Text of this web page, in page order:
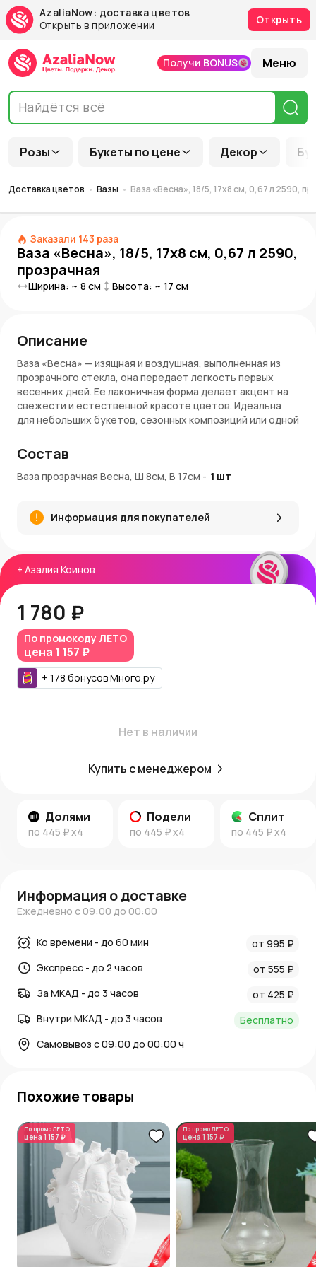
AzaliaNow: доставка цветов
Открыть в приложении
Открыть
Розы Букеты по цене Декор
Получи BONUS Меню
Доставка цветов Вазы Ваза «Весна», 18/5, 17х8 см, 0,67 л 2590,
Заказали 143 раза
Ваза «Весна», 18/5, 17х8 см, 0,67 л 2590,
прозрачная
Ширина: ~ 8 см Высота: ~ 17 см
+ Азалия Коинов
1 780 ₽
По промокоду ЛЕТО
цена 1 157 ₽
+ 178 бонусовМного.ру
Нет в наличии
Купить с менеджером
Долями
по 445 ₽x4
Подели
по 445 ₽x4
Сплит
по 445 ₽x4
Описание
Ваза «Весна» — изящная и воздушная, выполненная из
прозрачного стекла, она передает легкость первых
весенних дней. Ее лаконичная форма делает акцент на
свежести и естественной красоте цветов. Идеальна
для небольших букетов, сезонных композиций или одной
Особенности:
Размеры: высота — 17 см, ширина — 8 см
композиций
Материал: прозрачное стекло, подчеркивающее
: подходит для любого стиля
интерьера — от классики до минимализма
Заказ и доставка:
Вазу «Весна» можно приобрести в интернет-магазине
AzaliaNow
с быстрой доставкой по Москве и
Московской области. Используйте
получать бонусы за покупки.
Идеи для вдохновения:
, чтобы не пропустить новинки.
Состав
Ваза прозрачная Весна, Ш 8см, В 17см - 1 шт
Информация для покупателей
Информация о доставке
Ежедневно с 09:00 до 00:00
Ко времени - до 60 мин
от 995 ₽
Экспресс - до 2 часов
от 555 ₽
За МКАД - до 3 часов
от 425 ₽
Внутри МКАД - до 3 часов
Бесплатно
Самовывоз с 09:00 до 00:00 ч
Похожие товары
По промоЛЕТО
цена 1 157 ₽
По промоЛЕТО
цена 1 157 ₽